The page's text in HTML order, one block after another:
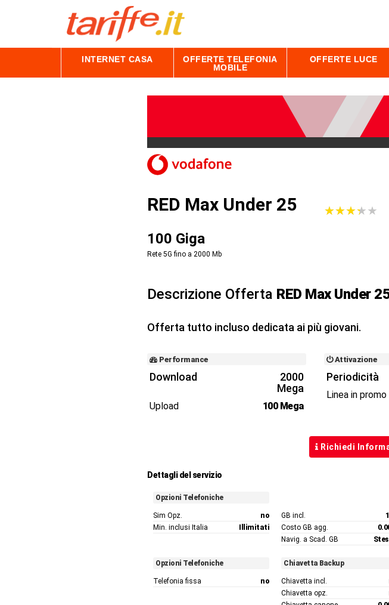
INTERNET CASA
OFFERTE TELEFONIA
MOBILE
OFFERTE LUCE
RED Max Under 25
100 Giga
Rete 5G fino a 2000 Mb
★★★★★
★★★★★
Descrizione Offerta RED Max Under
Offerta tutto incluso dedicata ai più giovani.
Performance
Download
2000
Mega
Upload 100 Mega
Attivazione
Periodicità
Linea in promo
Richiedi
Dettagli del servizio
Opzioni Telefoniche
Sim Opz.
no
Min. inclusi Italia
Illimitati
GB incl.
Costo GB agg.
Navig. a Scad. GB
Opzioni Telefoniche
Telefonia fissa no
Chiavetta Backup
Chiavetta incl.
Chiavetta opz.